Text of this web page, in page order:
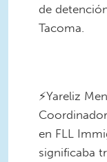
de
Tacoma.
⚡️Yareliz
en FLL
significaba